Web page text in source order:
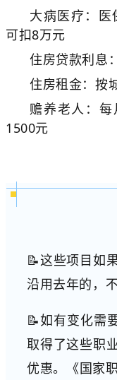
大病医疗：医
可扣8万元
住房贷款利息
住房租金：按
赡养老人：
1500元
📝这些项目如
沿用去年的，
📝如有变化需
取得了这些职
优惠。《国家